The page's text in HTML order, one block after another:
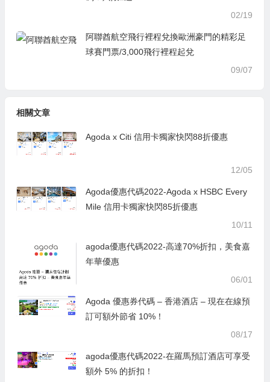
02/19
阿聯酋航空飛行裡程兌換歐洲豪門的精彩足
球賽門票/3,000飛行裡程起兌
09/07
相關文章
Agoda x Citi 信用卡獨家快閃88折優惠
12/05
Agoda優惠代碼2022-Agoda x HSBC Every
Mile 信用卡獨家快閃85折優惠
10/11
agoda優惠代碼2022-高達70%折扣，美食嘉
年華優惠
06/01
Agoda 優惠券代碼 – 香港酒店 – 現在在線預
訂可額外節省 10%！
08/17
agoda優惠代碼2022-在羅馬預訂酒店可享受
額外 5% 的折扣！